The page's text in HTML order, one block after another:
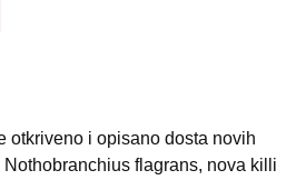
otkriveno i opisano dosta novih
flagrans, nova killi